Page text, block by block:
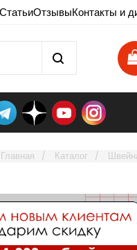
СтатьиОтзывыКонтакты и
Главная Каталог